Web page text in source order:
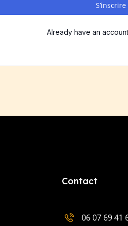
S’inscrire
Already have an
Contact
06 07 69 41